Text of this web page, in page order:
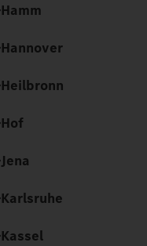
Hamm
Hannover
Heilbronn
Hof
Jena
Karlsruhe
Kassel